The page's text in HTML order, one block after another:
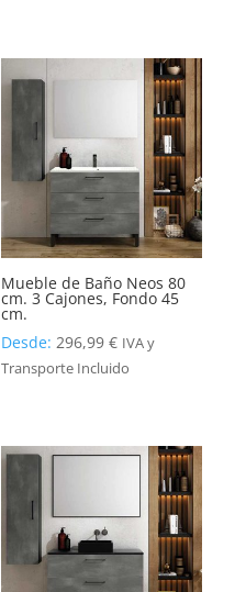
Mueble de Baño Neos 80
cm. 3 Cajones, Fondo 45
cm.
Desde:296,99€ IVA y
Transporte Incluido